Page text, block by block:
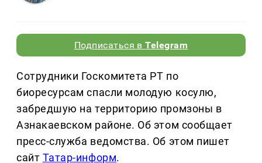
Подписаться вTelegram
Сотрудники Госкомитета РТ по
биоресурсам спасли молодую косулю,
забредшую на территорию промзоны в
Азнакаевском районе. Об этом сообщает
пресс-служба ведомства. Об этом пишет
сайт Татар-информ.